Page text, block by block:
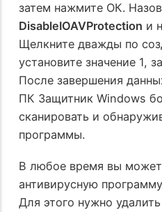
затем нажмите ОК.
DisableIOAVProtection и
Щелкните дважды по
установите значение 1,
После завершения
ПК Защитник Windows
сканировать и
программы.
В любое время вы
антивирусную
Для этого нужно